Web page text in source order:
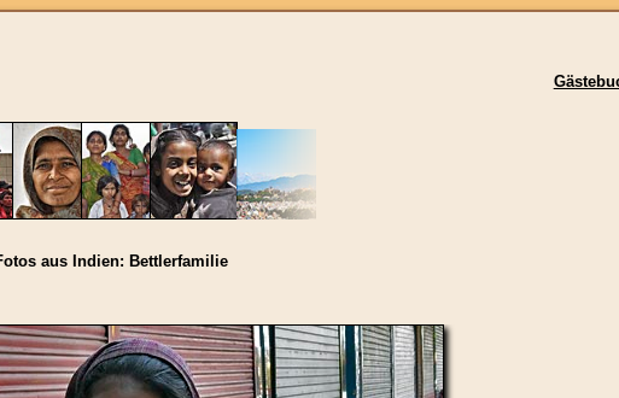
aus Indien: Bettlerfamilie